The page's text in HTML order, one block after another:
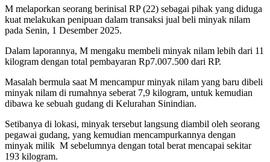
M melaporkan seorang berinisal RP (22) sebagai pihak yang diduga
kuat melakukan penipuan dalam transaksi jual beli minyak nilam
pada Senin, 1 Desember 2025.
Dalam laporannya, M mengaku membeli minyak nilam lebih dari 11
kilogram dengan total pembayaran Rp7.007.500 dari RP.
Masalah bermula saat M mencampur minyak nilam yang baru dibeli
minyak nilam di rumahnya seberat 7,9 kilogram, untuk kemudian
dibawa ke sebuah gudang di Kelurahan Sinindian.
Setibanya di lokasi, minyak tersebut langsung diambil oleh seorang
pegawai gudang, yang kemudian mencampurkannya dengan
minyak milik M sebelumnya dengan total berat mencapai sekitar
193 kilogram.